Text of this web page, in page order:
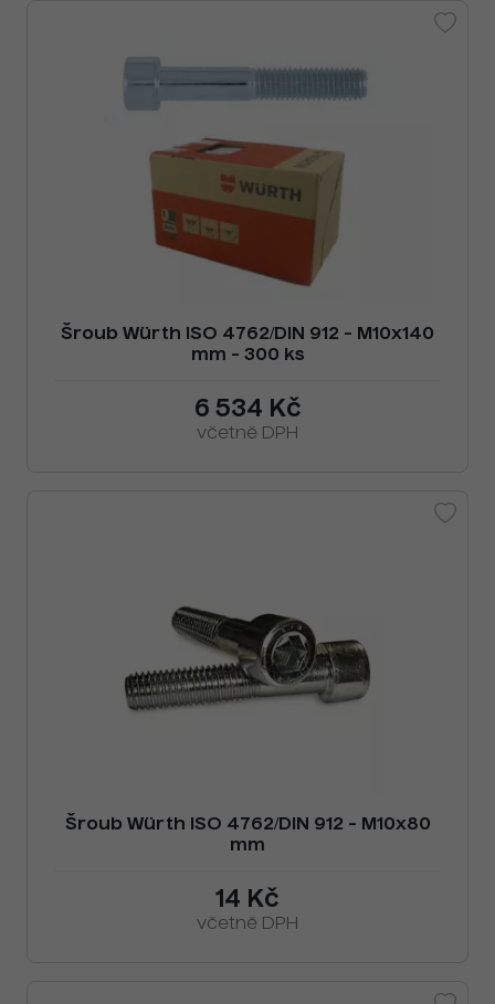
Šroub Würth ISO 4762/DIN 912 - M10x140
mm - 300 ks
6 534 Kč
včetně DPH
Šroub Würth ISO 4762/DIN 912 - M10x80
mm
14 Kč
včetně DPH